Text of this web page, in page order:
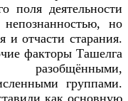
поля деятельности
но
отчасти старания.
факторы Ташелга
группами.
как основную